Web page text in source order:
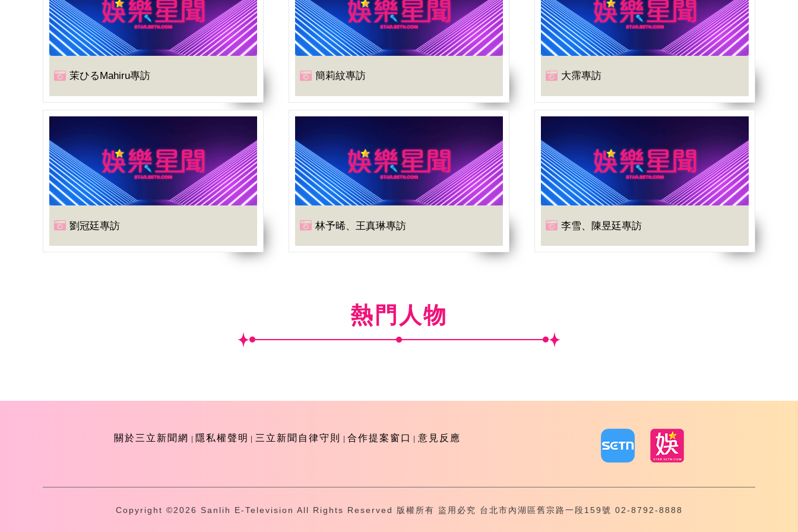
茉ひるMahiru專訪 簡莉紋專訪 大霈專訪
劉冠廷專訪 林予晞、王真琳專訪 李雪、陳昱廷專訪
熱門人物
關於三立新聞網 隱私權聲明 三立新聞自律守則 合作提案窗口 意見反應
Copyright ©2026 Sanlih E-Television All Rights Reserved 版權所有 盜用必究 台北市內湖區舊宗路一段159號 02-8792-8888